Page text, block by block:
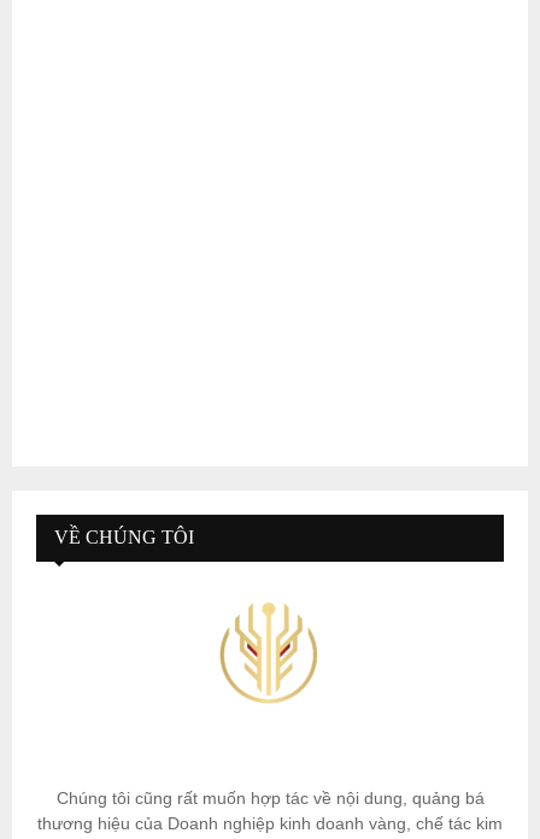
VỀ CHÚNG TÔI
Chúng tôi cũng rất muốn hợp tác về nội dung, quảng bá
thương hiệu của Doanh nghiệp kinh doanh vàng, chế tác kim